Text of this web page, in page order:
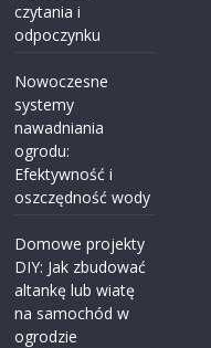
czytania i
odpoczynku
Nowoczesne
systemy
nawadniania
ogrodu:
Efektywność i
oszczędność wody
Domowe projekty
DIY: Jak zbudować
altankę lub wiatę
na samochód w
ogrodzie